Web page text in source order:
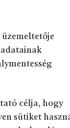
célja, hogy
sütiket